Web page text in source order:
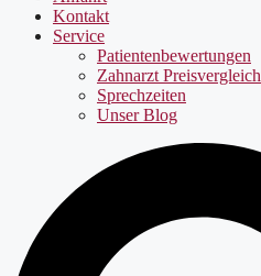
Kontakt
Service
Patientenbewertungen
Zahnarzt Preisvergleich
Sprechzeiten
Unser Blog